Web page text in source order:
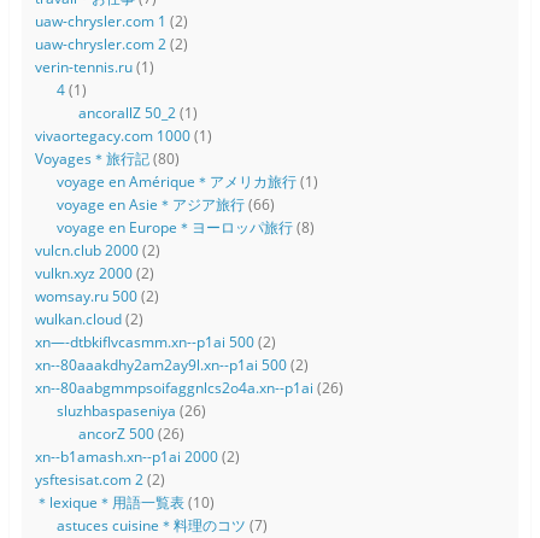
uaw-chrysler.com 1 (2)
uaw-chrysler.com 2(2)
verin-tennis.ru(1)
4(1)
ancorallZ 50_2(1)
vivaortegacy.com 1000(1)
Voyages＊旅行記(80)
voyage en Amérique＊アメリカ旅行(1)
voyage en Asie＊アジア旅行(66)
voyage en Europe＊ヨーロッパ旅行(8)
vulcn.club 2000(2)
vulkn.xyz 2000(2)
womsay.ru 500(2)
wulkan.cloud(2)
xn—-dtbkiflvcasmm.xn--p1ai 500(2)
xn--80aaakdhy2am2ay9l.xn--p1ai 500(2)
xn--80aabgmmpsoifaggnlcs2o4a.xn--p1ai (26)
sluzhbaspaseniya (26)
ancorZ 500(26)
xn--b1amash.xn--p1ai 2000(2)
ysftesisat.com 2(2)
＊lexique＊用語一覧表(10)
astuces cuisine＊料理のコツ (7)